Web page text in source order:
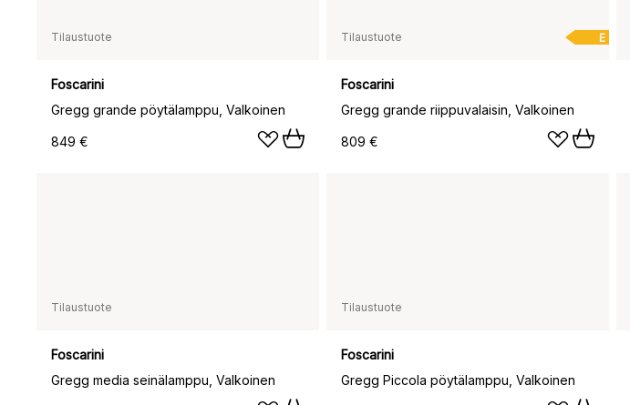
Tilaustuote
Foscarini
Gregg grande pöytälamppu, Valkoinen
849 €
E
Tilaustuote
Foscarini
Gregg grande riippuvalaisin, Valkoinen
809 €
Tilaustuote
Foscarini
Gregg media seinälamppu, Valkoinen
Tilaustuote
Foscarini
Gregg Piccola pöytälamppu, Valkoinen